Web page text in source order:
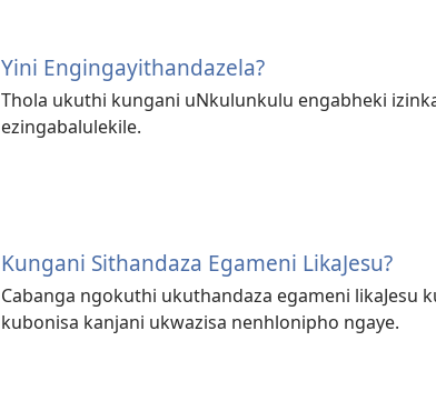
Yini Engingayithandazela?
Thola ukuthi kungani uNkulunkulu engabheki
ezingabalulekile.
Kungani Sithandaza Egameni LikaJesu?
Cabanga ngokuthi ukuthandaza egameni likaJesu
kubonisa kanjani ukwazisa nenhlonipho ngaye.